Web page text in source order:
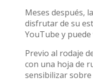
Meses después,
disfrutar de su
YouTube y
Previo al rodaje
con una hoja de
sensibilizar sobre